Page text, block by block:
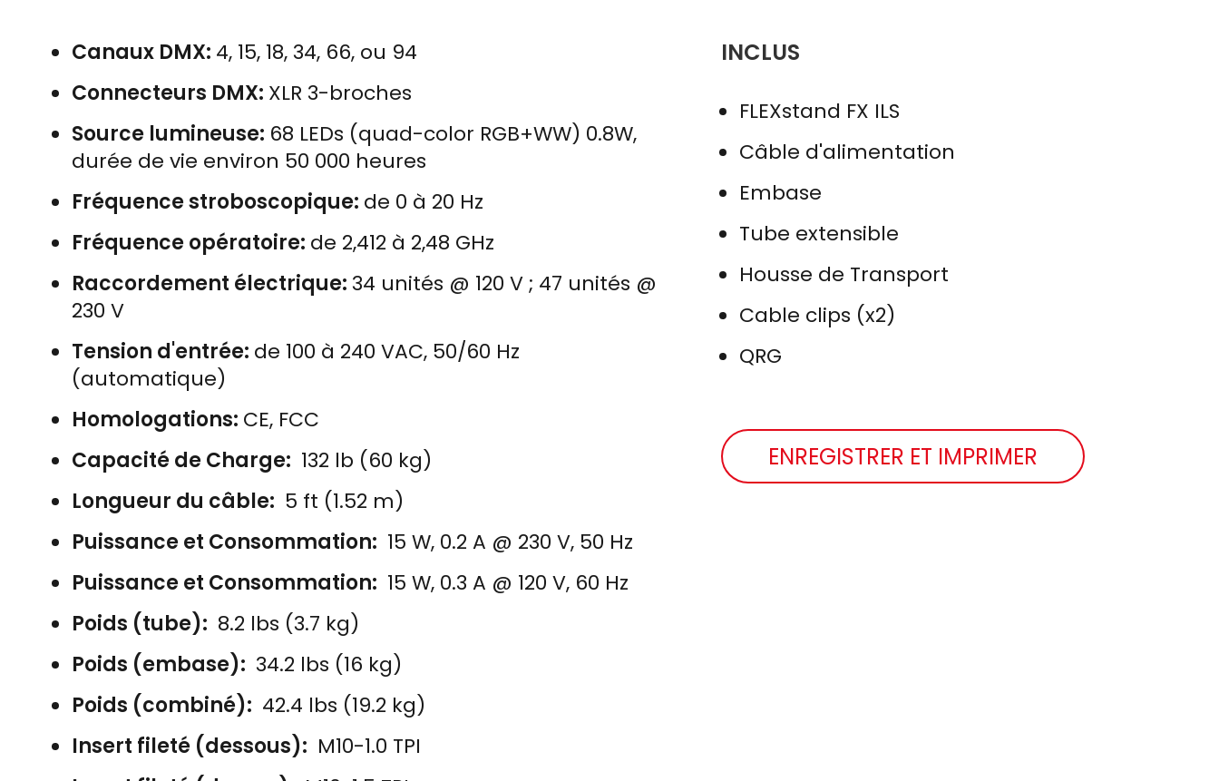
Canaux DMX: 4, 15, 18, 34, 66, ou 94
Connecteurs DMX: XLR 3-broches
Source lumineuse: 68 LEDs (quad-color RGB+WW) 0.8W,
durée de vie environ 50 000 heures
Fréquence stroboscopique: de 0 à 20 Hz
Fréquence opératoire: de 2,412 à 2,48 GHz
Raccordement électrique: 34 unités @ 120 V ; 47 unités @
230 V
Tension d'entrée: de 100 à 240 VAC, 50/60 Hz
(automatique)
Homologations: CE, FCC
Capacité de Charge: 132 lb (60 kg)
Longueur du câble: 5 ft (1.52 m)
Puissance et Consommation: 15 W, 0.2 A @ 230 V, 50 Hz
Puissance et Consommation: 15 W, 0.3 A @ 120 V, 60 Hz
Poids (tube): 8.2 lbs (3.7 kg)
Poids (embase): 34.2 lbs (16 kg)
Poids (combiné): 42.4 lbs (19.2 kg)
Insert fileté (dessous): M10-1.0 TPI
INCLUS
FLEXstand FX ILS
Câble d'alimentation
Embase
Tube extensible
Housse de Transport
Cable clips (x2)
QRG
ENREGISTRER ET IMPRIMER